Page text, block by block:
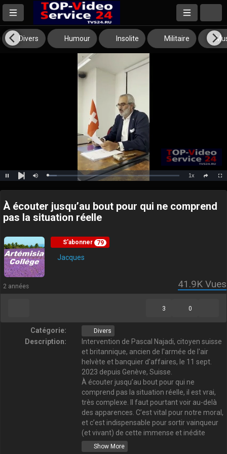
Divers Humour Insolite Militaire
Pause
Next
Mute Loaded:
6.89%
1xPlayback
Rate
À écouter jusqu’au bout pour qui ne comprend
pas la situation réelle
S'abonner 79
Jacques
2 années 41.9K Vues
0
3
Catégorie: Divers
Description:
Intervention de Pascal Najadi, citoyen suisse
et britannique, ancien de l'armée de l'air
helvète et banquier d'affaires, le 11 sept.
2023 depuis Genève, Suisse.
À écouter jusqu’au bout pour qui ne
comprend pas la situation réelle, il est vrai,
très complexe. Il faut pourtant voir au-delà
des apparences. C’est vital pour notre moral,
et c’est indispensable pour sortir vainqueur
(et vivant) de cette immense et inédite
bataille contre les prédateurs de l’Humanité.
Show More